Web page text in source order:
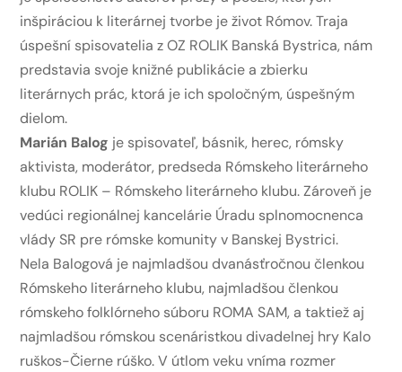
inšpiráciou k literárnej tvorbe je život Rómov. Traja
úspešní spisovatelia z OZ ROLIK Banská Bystrica, nám
predstavia svoje knižné publikácie a zbierku
literárnych prác, ktorá je ich spoločným, úspešným
dielom.
Marián Balog je spisovateľ, básnik, herec, rómsky
aktivista, moderátor, predseda Rómskeho literárneho
klubu ROLIK – Rómskeho literárneho klubu. Zároveň je
vedúci regionálnej kancelárie Úradu splnomocnenca
vlády SR pre rómske komunity v Banskej Bystrici.
Nela Balogová je najmladšou dvanásťročnou členkou
Rómskeho literárneho klubu, najmladšou členkou
rómskeho folklórneho súboru ROMA SAM, a taktiež aj
najmladšou rómskou scenáristkou divadelnej hry Kalo
ruškos-Čierne rúško. V útlom veku vníma rozmer